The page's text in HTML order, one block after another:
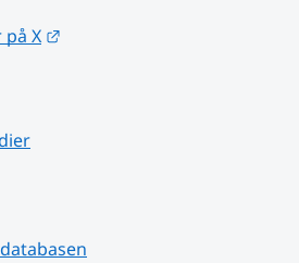
X